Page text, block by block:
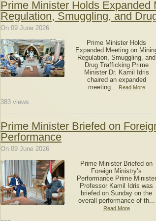
Prime Minister Holds Expanded
Regulation, Smuggling, and
On 09 June 2026
Prime Minister Holds
Expanded Meeting on
Regulation, Smuggling, and
Drug Trafficking Prime
Minister Dr. Kamil Idris
chaired an expanded
meeting...
Read More
383 views
Prime Minister Briefed on
Performance
On 09 June 2026
Prime Minister Briefed on
Foreign Ministry’s
Performance Prime Minister
Professor Kamil Idris was
briefed on Sunday on the
overall performance of th...
Read More